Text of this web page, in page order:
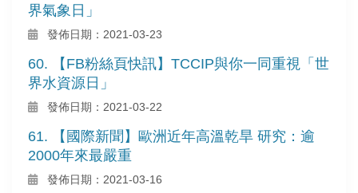
界氣象日」
發佈日期：2021-03-23
60. 【FB粉絲頁快訊】TCCIP與你一同重視「世
界水資源日」
發佈日期：2021-03-22
61. 【國際新聞】歐洲近年高溫乾旱 研究：逾
2000年來最嚴重
發佈日期：2021-03-16